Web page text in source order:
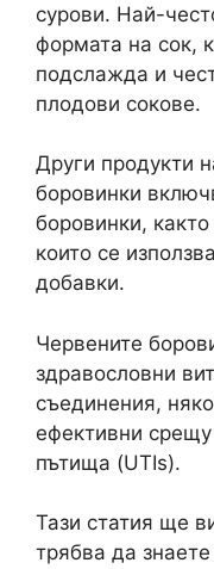
сурови. Най-
формата на сок,
подслажда и
плодови сокове.
Други продукти
боровинки
боровинки,
които се
добавки.
Червените
здравословни
съединения,
ефективни
пътища (UTIs).
Тази статия ще
трябва да